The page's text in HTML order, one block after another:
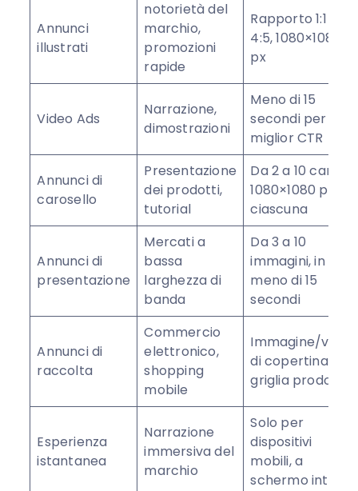
Annunci
illustrati
notorietà del
marchio,
promozioni
rapide
Rapporto 1:1 o
4:5, 1080×1080
px
Video Ads
Narrazione,
dimostrazioni
Meno di 15
secondi per il
miglior CTR
Annunci di
carosello
Presentazione
dei prodotti,
tutorial
Da 2 a 10 carte,
1080×1080 px
ciascuna
Annunci di
presentazione
Mercati a
bassa
larghezza di
banda
Da 3 a 10
immagini, in
meno di 15
secondi
Annunci di
raccolta
Commercio
elettronico,
shopping
mobile
Immagine/video
di copertina +
griglia prodotti
Esperienza
istantanea
Narrazione
immersiva del
marchio
Solo per
dispositivi
mobili, a
schermo intero